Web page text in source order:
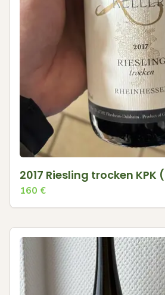
2017 Riesling trocken KPK
160 €